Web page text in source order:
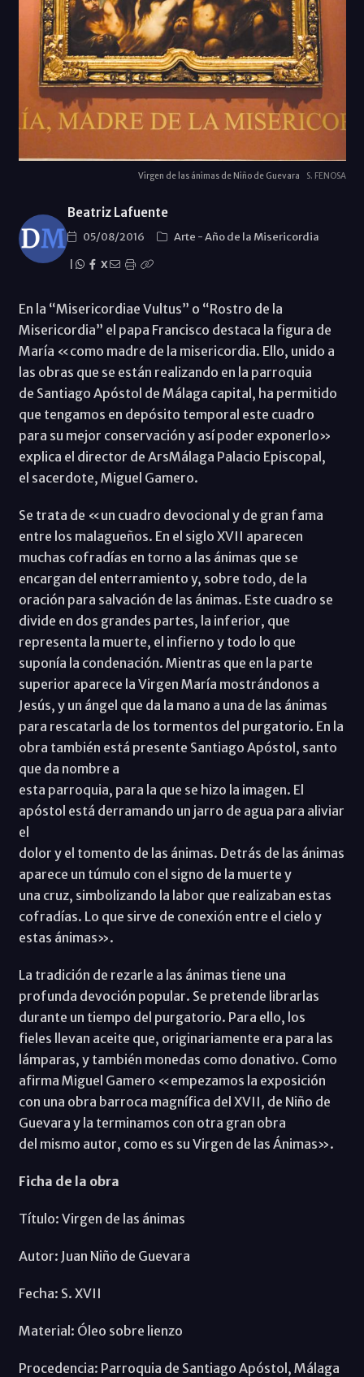
Virgen de las ánimas de Niño de Guevara S. FENOSA
Beatriz Lafuente
05/08/2016 Arte -Año de la Misericordia
X
En la “Misericordiae Vultus” o “Rostro de la
Misericordia” el papa Francisco destaca la figura de
María «como madre de la misericordia. Ello, unido a
las obras que se están realizando en la parroquia
de Santiago Apóstol de Málaga capital, ha permitido
que tengamos en depósito temporal este cuadro
para su mejor conservación y así poder exponerlo»
explica el director de ArsMálaga Palacio Episcopal,
el sacerdote, Miguel Gamero.
Se trata de «un cuadro devocional y de gran fama
entre los malagueños. En el siglo XVII aparecen
muchas cofradías en torno a las ánimas que se
encargan del enterramiento y, sobre todo, de la
oración para salvación de las ánimas. Este cuadro se
divide en dos grandes partes, la inferior, que
representa la muerte, el infierno y todo lo que
suponía la condenación. Mientras que en la parte
superior aparece la Virgen María mostrándonos a
Jesús, y un ángel que da la mano a una de las ánimas
para rescatarla de los tormentos del purgatorio. En la
obra también está presente Santiago Apóstol, santo
que da nombre a
esta parroquia, para la que se hizo la imagen. El
apóstol está derramando un jarro de agua para aliviar
el
dolor y el tomento de las ánimas. Detrás de las ánimas
aparece un túmulo con el signo de la muerte y
una cruz, simbolizando la labor que realizaban estas
cofradías. Lo que sirve de conexión entre el cielo y
estas ánimas».
La tradición de rezarle a las ánimas tiene una
profunda devoción popular. Se pretende librarlas
durante un tiempo del purgatorio. Para ello, los
fieles llevan aceite que, originariamente era para las
lámparas, y también monedas como donativo. Como
afirma Miguel Gamero «empezamos la exposición
con una obra barroca magnífica del XVII, de Niño de
Guevara y la terminamos con otra gran obra
del mismo autor, como es su Virgen de las Ánimas».
Ficha de la obra
Título: Virgen de las ánimas
Autor: Juan Niño de Guevara
Fecha: S. XVII
Material: Óleo sobre lienzo
Procedencia: Parroquia de Santiago Apóstol, Málaga